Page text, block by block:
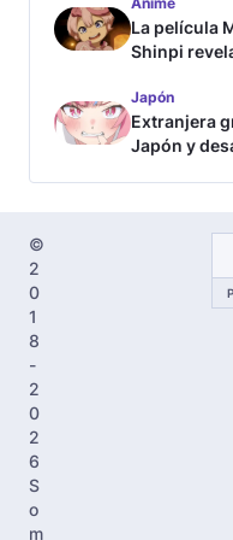
La película
Shinpi
Japón
Extranjera
Japón y
©
2
0
1
8
-
2
0
2
6
S
o
m